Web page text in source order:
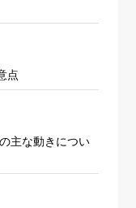
点
主な動きについ